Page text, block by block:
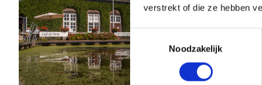
verstrekt of die ze hebben
Toestemmingsselectie
Noodzakelijk